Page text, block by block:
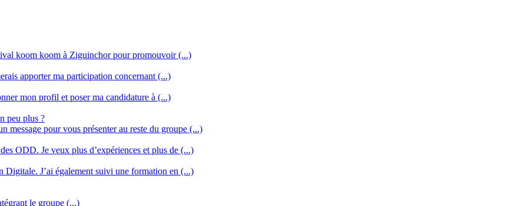
koom koom à Ziguinchor pour promouvoir (...)
apporter ma participation concernant (...)
mon profil et poser ma candidature à (...)
peu plus ?
message pour vous présenter au reste du groupe (...)
ODD. Je veux plus d’expériences et plus de (...)
Digitale. J’ai également suivi une formation en (...)
le groupe (...)